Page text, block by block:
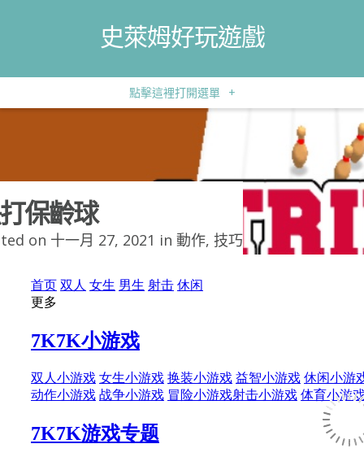
史萊姆好玩遊戲
點擊這裡打開選單 +
保齡球
on 十一月 27, 2021 in 動作, 技巧